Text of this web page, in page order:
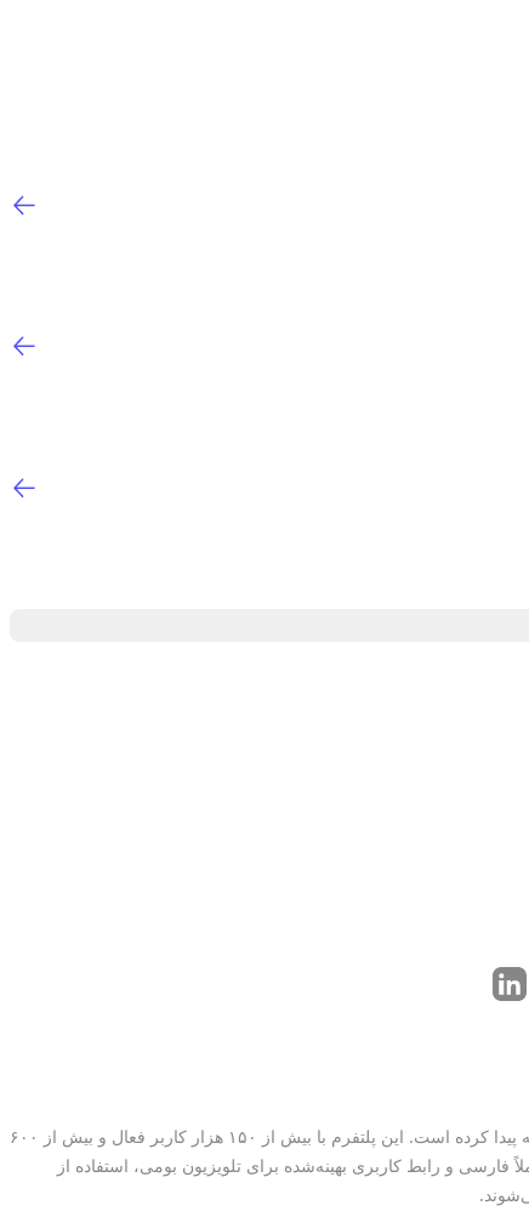
نت‌ استور (NetStore) بزرگ‌ترین فروشگاه اپلیکیشن‌های اندروید برای تلویزیون‌های هوشمند و اندروید باکس‌ در ایران است که توسط شرکت نت باکس توسعه پیدا کرده است. این پلتفرم با بیش از ۱۵۰ هزار کاربر فعال و بیش از ۶۰۰
و رابط کاربری بهینه‌شده برای تلویزیون بومی، استفاده از